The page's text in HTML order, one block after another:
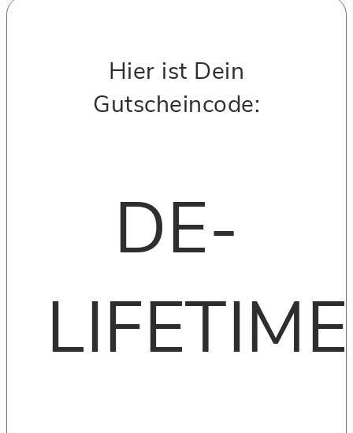
Hier ist Dein
Gutscheincode:
DE-
LIFETIME